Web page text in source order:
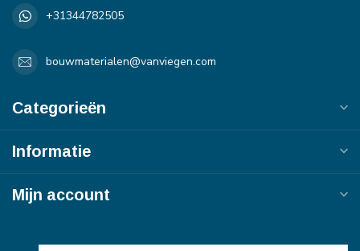
+31344782505
bouwmaterialen@vanviegen.com
Categorieën
Informatie
Mijn account